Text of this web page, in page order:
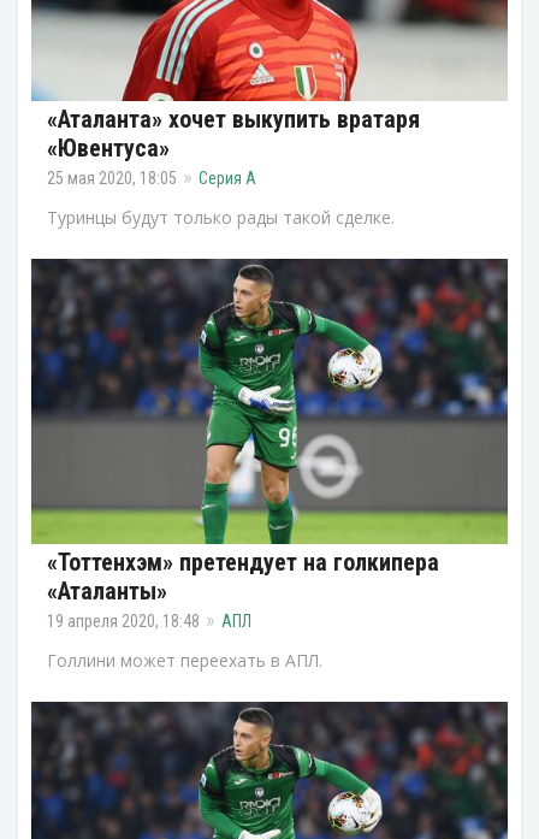
«Аталанта» хочет выкупить вратаря
«Ювентуса»
25 мая 2020, 18:05 Серия А
Туринцы будут только рады такой сделке.
«Тоттенхэм» претендует на голкипера
«Аталанты»
19 апреля 2020, 18:48 АПЛ
Голлини может переехать в АПЛ.